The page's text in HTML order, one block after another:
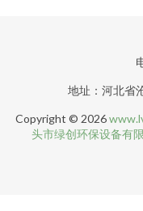
地址：河北省
Copyright © 2026
头市绿创环保设备有